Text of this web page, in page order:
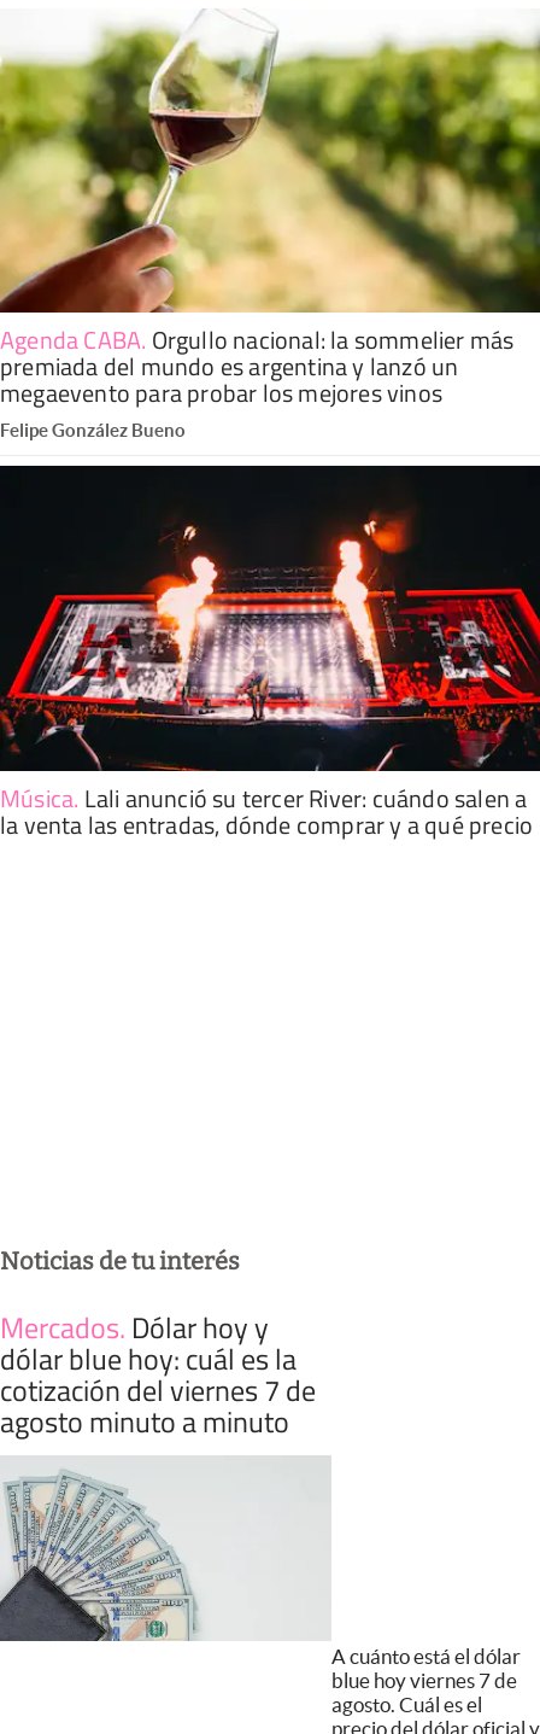
Agenda CABA. Orgullo nacional: la sommelier más
premiada del mundo es argentina y lanzó un
megaevento para probar los mejores vinos
Felipe González Bueno
Música. Lali anunció su tercer River: cuándo salen a
la venta las entradas, dónde comprar y a qué precio
Noticias de tu interés
Mercados. Dólar hoy y
dólar blue hoy: cuál es la
cotización del viernes 7 de
agosto minuto a minuto
A cuánto está el dólar
blue hoy viernes 7 de
agosto. Cuál es el
precio del dólar oficial y